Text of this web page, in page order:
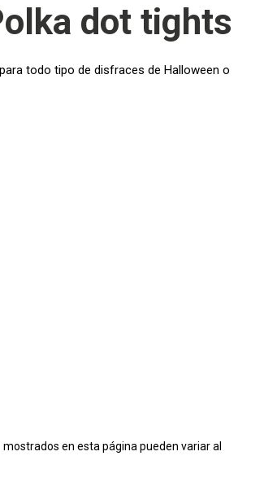
dot tights
todo tipo de disfraces de Halloween o
en esta página pueden variar al